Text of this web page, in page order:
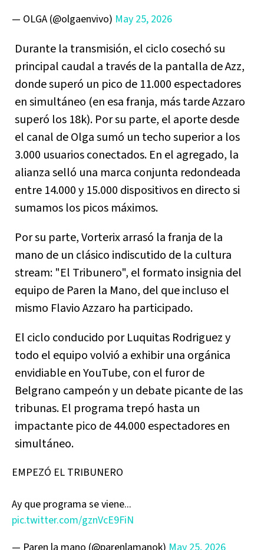
— OLGA (@olgaenvivo) May 25, 2026
Durante la transmisión, el ciclo cosechó su
principal caudal a través de la pantalla de Azz,
donde superó un pico de 11.000 espectadores
en simultáneo (en esa franja, más tarde Azzaro
superó los 18k). Por su parte, el aporte desde
el canal de Olga sumó un techo superior a los
3.000 usuarios conectados. En el agregado, la
alianza selló una marca conjunta redondeada
entre 14.000 y 15.000 dispositivos en directo si
sumamos los picos máximos.
Por su parte, Vorterix arrasó la franja de la
mano de un clásico indiscutido de la cultura
stream: "El Tribunero", el formato insignia del
equipo de Paren la Mano, del que incluso el
mismo Flavio Azzaro ha participado.
El ciclo conducido por Luquitas Rodriguez y
todo el equipo volvió a exhibir una orgánica
envidiable en YouTube, con el furor de
Belgrano campeón y un debate picante de las
tribunas. El programa trepó hasta un
impactante pico de 44.000 espectadores en
simultáneo.
EMPEZÓ EL TRIBUNERO
Ay que programa se viene...
pic.twitter.com/gznVcE9FiN